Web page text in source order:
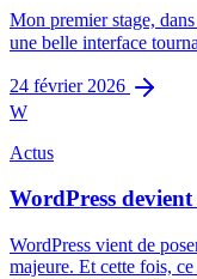
Mon premier stage,
une belle interface
24 février 2026
W
Actus
WordPress
WordPress vient de
majeure. Et cette fois,